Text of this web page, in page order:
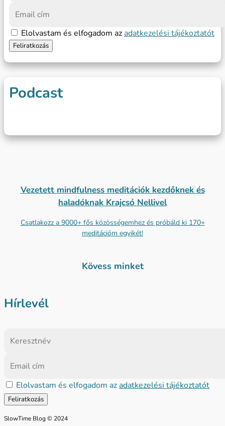
Elolvastam és elfogadom az adatkezelési tájékoztatót
Podcast
Vezetett mindfulness meditációk kezdőknek és
haladóknak Krajcsó Nellivel
Csatlakozz a 9000+ fős közösségemhez és próbáld ki 170+
meditációm egyikét!
Kövess minket
Hírlevél
Elolvastam és elfogadom az adatkezelési tájékoztatót
SlowTime Blog © 2024